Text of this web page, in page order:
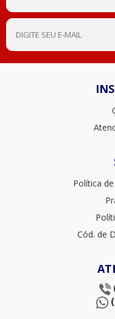
Política
Cód. de